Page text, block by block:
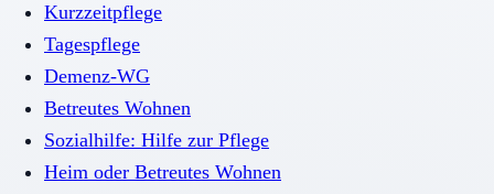
Kurzzeitpflege
Tagespflege
Demenz-WG
Betreutes Wohnen
Sozialhilfe: Hilfe zur Pflege
Heim oder Betreutes Wohnen